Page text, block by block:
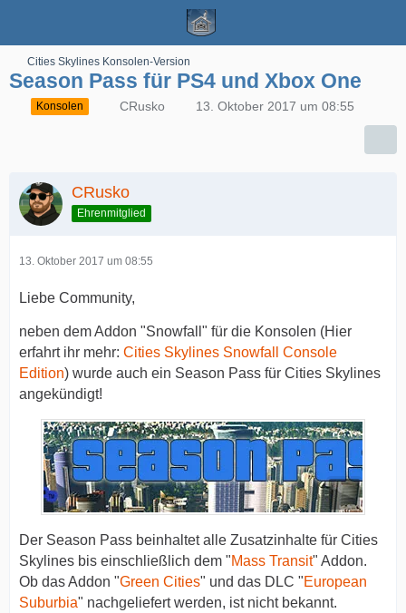
Cities Skylines Konsolen-Version
Season Pass für PS4 und Xbox One
Konsolen CRusko 13. Oktober 2017 um 08:55
CRusko
Ehrenmitglied
13. Oktober 2017 um 08:55
Liebe Community,
neben dem Addon "Snowfall" für die Konsolen (Hier
erfahrt ihr mehr: Cities Skylines Snowfall Console
Edition) wurde auch ein Season Pass für Cities Skylines
angekündigt!
Der Season Pass beinhaltet alle Zusatzinhalte für Cities
Skylines bis einschließlich dem "Mass Transit" Addon.
Ob das Addon "Green Cities" und das DLC "European
Suburbia" nachgeliefert werden, ist nicht bekannt.